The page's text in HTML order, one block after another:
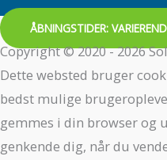
ÅBNINGSTIDER:
Copyright © 2020 - 2026
Dette websted bruger
bedst mulige
gemmes i din browser og
genkende dig, når du